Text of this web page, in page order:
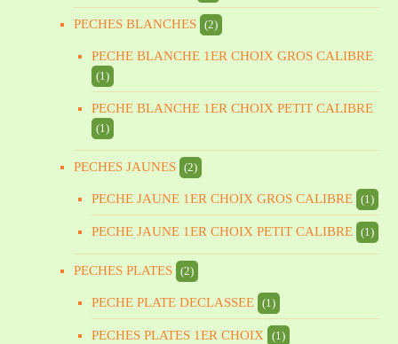
PECHES BLANCHES (2)
PECHE BLANCHE 1ER CHOIX GROS CALIBRE
(1)
PECHE BLANCHE 1ER CHOIX PETIT CALIBRE
(1)
PECHES JAUNES (2)
PECHE JAUNE 1ER CHOIX GROS CALIBRE (1)
PECHE JAUNE 1ER CHOIX PETIT CALIBRE (1)
PECHES PLATES (2)
PECHE PLATE DECLASSEE (1)
PECHES PLATES 1ER CHOIX (1)